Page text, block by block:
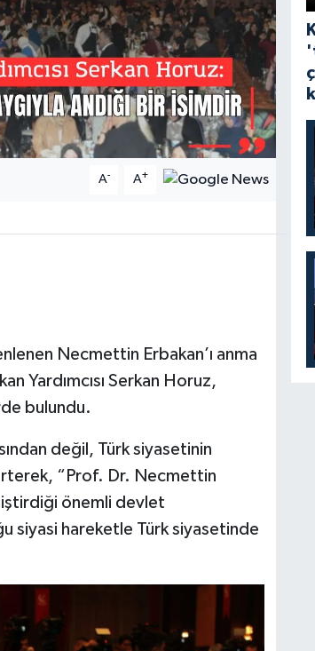
A- A+
Necmettin Erbakan’ı anma
Yardımcısı Serkan Horuz,
bulundu.
değil, Türk siyasetinin
“Prof. Dr. Necmettin
önemli devlet
siyasi hareketle Türk siyasetinde